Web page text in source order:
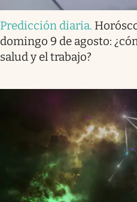
Predicción diaria.
domingo 9 de agosto:
salud y el trabajo?